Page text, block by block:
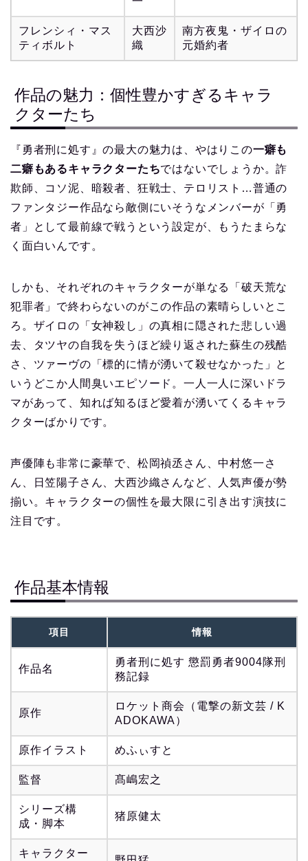
フレンシィ・マス
ティボルト
大西沙
織
南方夜鬼・ザイロの
元婚約者
作品の魅力：個性豊かすぎるキャラ
クターたち
『勇者刑に処す』の最大の魅力は、やはりこの一癖も
二癖もあるキャラクターたちではないでしょうか。詐
欺師、コソ泥、暗殺者、狂戦士、テロリスト…普通の
ファンタジー作品なら敵側にいそうなメンバーが「勇
者」として最前線で戦うという設定が、もうたまらな
く面白いんです。
しかも、それぞれのキャラクターが単なる「破天荒な
犯罪者」で終わらないのがこの作品の素晴らしいとこ
ろ。ザイロの「女神殺し」の真相に隠された悲しい過
去、タツヤの自我を失うほど繰り返された蘇生の残酷
さ、ツァーヴの「標的に情が湧いて殺せなかった」と
いうどこか人間臭いエピソード。一人一人に深いドラ
マがあって、知れば知るほど愛着が湧いてくるキャラ
クターばかりです。
声優陣も非常に豪華で、松岡禎丞さん、中村悠一さ
ん、日笠陽子さん、大西沙織さんなど、人気声優が勢
揃い。キャラクターの個性を最大限に引き出す演技に
注目です。
作品基本情報
項目 情報
作品名
勇者刑に処す 懲罰勇者9004隊刑
務記録
原作
ロケット商会（電撃の新文芸 / K
ADOKAWA）
原作イラスト めふぃすと
監督 髙嶋宏之
シリーズ構
成・脚本
猪原健太
キャラクター